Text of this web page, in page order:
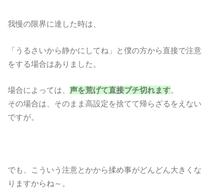
我慢の限界に達した時は、
「うるさいから静かにしてね」と僕の方から直接で注意
をする場合はありました。
場合によっては、声を荒げて直接ブチ切れます。
その場合は、そのまま高設定を捨てて帰らざるをえない
ですが。
でも、こういう注意とかから揉め事がどんどん大きくな
りますからね～。